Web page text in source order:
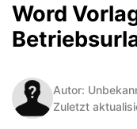
Word
Autor:
Zuletzt